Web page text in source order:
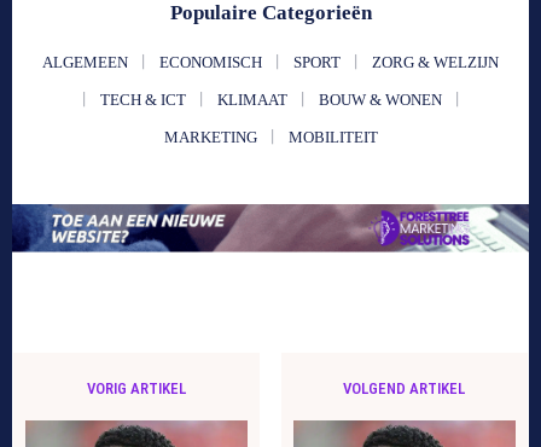
Populaire Categorieën
ALGEMEEN ECONOMISCH SPORT ZORG & WELZIJN
TECH & ICT KLIMAAT BOUW & WONEN
MARKETING MOBILITEIT
VORIG ARTIKEL VOLGEND ARTIKEL